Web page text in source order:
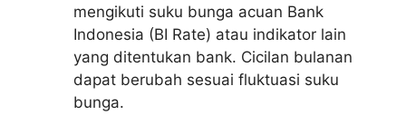
mengikuti suku bunga acuan Bank
Indonesia (BI Rate) atau indikator lain
yang ditentukan bank. Cicilan bulanan
dapat berubah sesuai fluktuasi suku
bunga.